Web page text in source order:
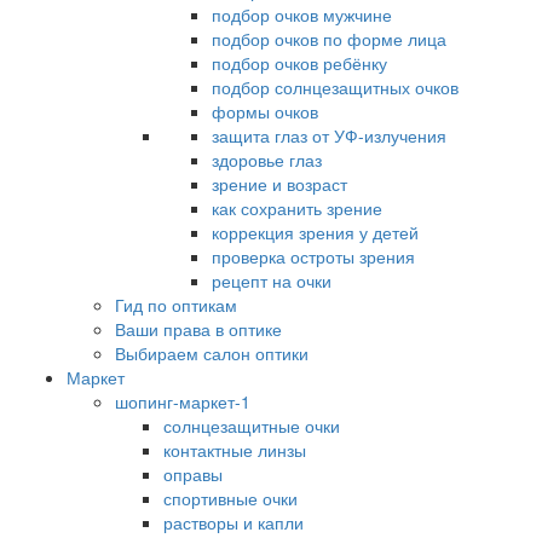
подбор очков мужчине
подбор очков по форме лица
подбор очков ребёнку
подбор солнцезащитных очков
формы очков
защита глаз от УФ-излучения
здоровье глаз
зрение и возраст
как сохранить зрение
коррекция зрения у детей
проверка остроты зрения
рецепт на очки
Гид по оптикам
Ваши права в оптике
Выбираем салон оптики
Маркет
шопинг-маркет-1
солнцезащитные очки
контактные линзы
оправы
спортивные очки
растворы и капли